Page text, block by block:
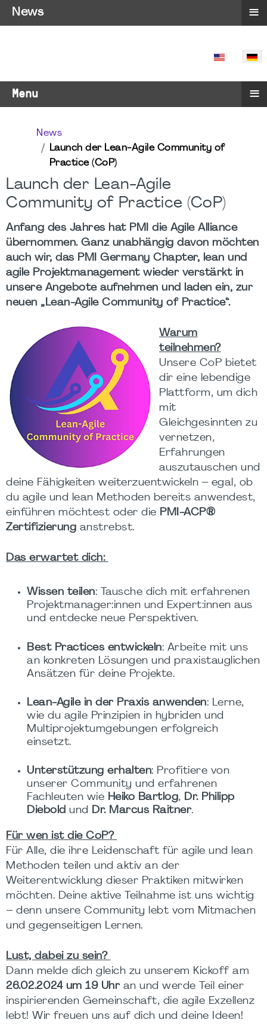
SPRACHE
Menu ≡
News
Launch der Lean-Agile Community of
Practice (CoP)
Launch der Lean-Agile
Community of Practice (CoP)
Anfang des Jahres hat PMI die Agile Alliance
übernommen. Ganz unabhängig davon möchten
auch wir, das PMI Germany Chapter, lean und
agile Projektmanagement wieder verstärkt in
unsere Angebote aufnehmen und laden ein, zur
neuen „Lean-Agile Community of Practice“.
Warum
teilnehmen?
Unsere CoP bietet
dir eine lebendige
Plattform, um dich
mit
Gleichgesinnten zu
vernetzen,
Erfahrungen
auszutauschen und
deine Fähigkeiten weiterzuentwickeln – egal, ob
du agile und lean Methoden bereits anwendest,
einführen möchtest oder die PMI-ACP®
Zertifizierung anstrebst.
Das erwartet dich:
Wissen teilen: Tausche dich mit erfahrenen
Projektmanager:innen und Expert:innen aus
und entdecke neue Perspektiven.
Best Practices entwickeln: Arbeite mit uns
an konkreten Lösungen und praxistauglichen
Ansätzen für deine Projekte.
Lean-Agile in der Praxis anwenden: Lerne,
wie du agile Prinzipien in hybriden und
Multiprojektumgebungen erfolgreich
einsetzt.
Unterstützung erhalten: Profitiere von
unserer Community und erfahrenen
Fachleuten wie Heiko Bartlog, Dr. Philipp
Diebold und Dr. Marcus Raitner.
Für wen ist die CoP?
Für Alle, die ihre Leidenschaft für agile und lean
Methoden teilen und aktiv an der
Weiterentwicklung dieser Praktiken mitwirken
möchten. Deine aktive Teilnahme ist uns wichtig
– denn unsere Community lebt vom Mitmachen
und gegenseitigen Lernen.
Lust, dabei zu sein?
Dann melde dich gleich zu unserem Kickoff am
26.02.2024 um 19 Uhran und werde Teil einer
inspirierenden Gemeinschaft, die agile Exzellenz
lebt! Wir freuen uns auf dich und deine Ideen!
News ≡